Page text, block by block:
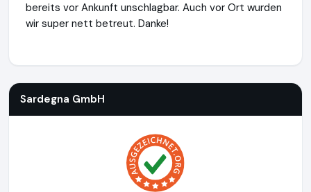
bereits vor Ankunft unschlagbar. Auch vor Ort wurden
wir super nett betreut. Danke!
Sardegna GmbH